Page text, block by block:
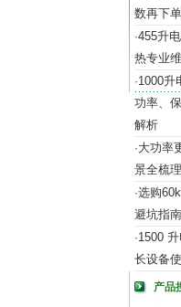
数再下单
·455升
热专业
·1000升
功率、
解析
·大功率
景全梳理
·选购
避坑指南
·1500
长设备
产品